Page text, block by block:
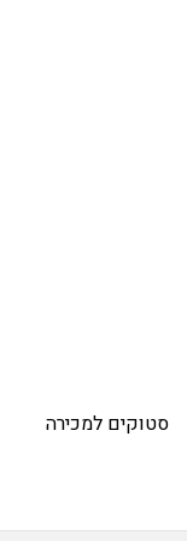
סטוקים למכירה